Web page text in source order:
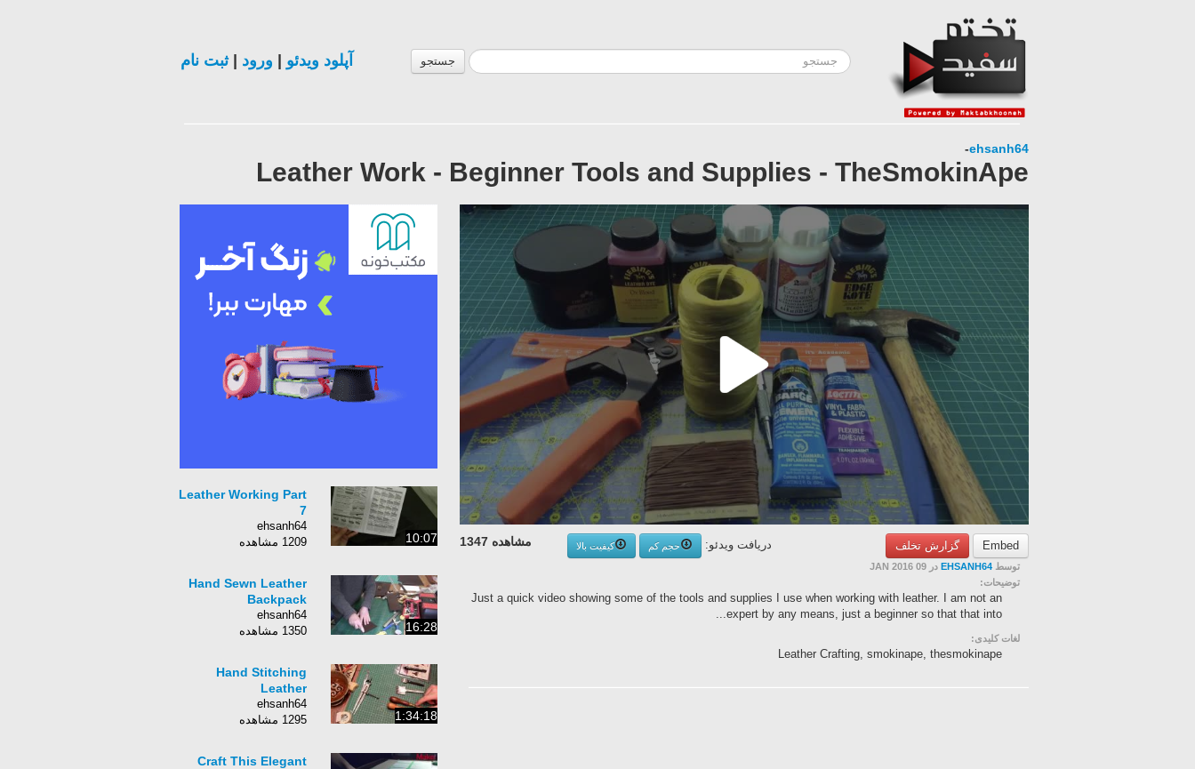
جستجو آپلود ویدئو ورود |ثبت نام
ehsanh64
-
Leather Work - Beginner Tools and Supplies - TheSmokinApe
Embed گزارش تخلف مشاهده 1347 دریافت ویدئو: حجم کم
کیفیت بالا
توسط EHSANH64 در 09 JAN 2016
توضیحات:
Just a quick video showing some of the tools and supplies I use when working with leather. I am not an
expert by any means, just a beginner so that that into...
لغات کلیدی:
Leather Crafting, smokinape, thesmokinape
10:07
Leather Working Part
7
ehsanh64
1209 مشاهده
16:28
Hand Sewn Leather
Backpack
ehsanh64
1350 مشاهده
1:34:18
Hand Stitching
Leather
ehsanh64
1295 مشاهده
Craft This Elegant